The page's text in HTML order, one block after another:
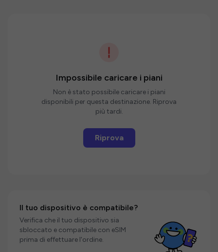
Impossibile caricare i piani
Non è stato possibile caricare i piani
disponibili per questa destinazione. Riprova
più tardi.
Riprova
Il tuo dispositivo è compatibile?
Verifica che il tuo dispositivo sia
sbloccato e compatibile con eSIM
prima di effettuare l'ordine.